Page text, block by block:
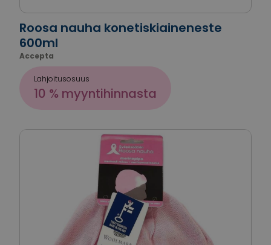
Roosa nauha konetiskiaineneste
600ml
Accepta
Lahjoitusosuus
10 % myyntihinnasta